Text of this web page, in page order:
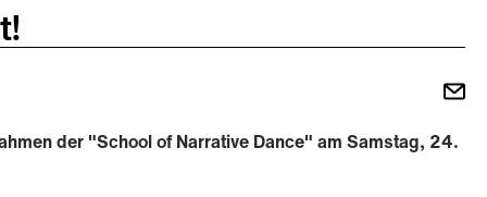
der "School of Narrative Dance" am Samstag, 24.